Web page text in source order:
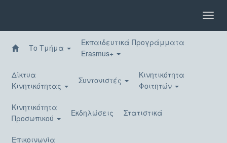
περιεχόμενο
Το Τμήμα
Εκπαιδευτικά Προγράμματα
Erasmus+
Δίκτυα
Κινητικότητας
Συντονιστές
Κινητικότητα
Φοιτητών
Κινητικότητα
Προσωπικού
Εκδηλώσεις Στατιστικά
Επικοινωνία